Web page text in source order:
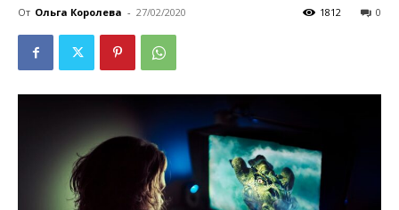
От Ольга Королева - 27/02/2020 0
1812